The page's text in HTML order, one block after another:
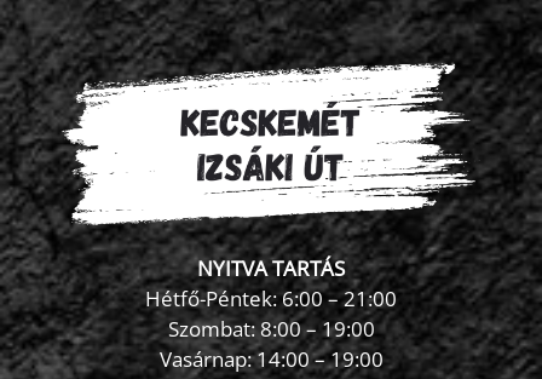
NYITVA TARTÁS
Hétfő-Péntek: 6:00 – 21:00
Szombat: 8:00 – 19:00
Vasárnap: 14:00 – 19:00